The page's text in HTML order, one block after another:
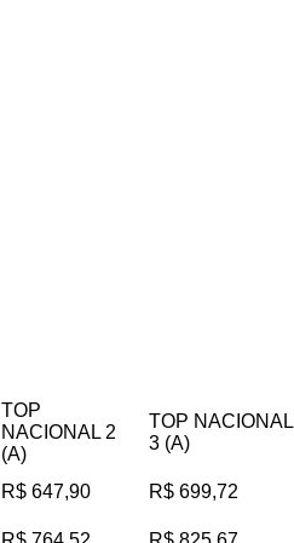
TOP
NACIONAL 2
(A)
TOP NACIONAL
3 (A)
R$ 647,90 R$ 699,72